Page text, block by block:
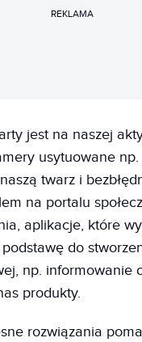
REKLAMA
jest na naszej
usytuowane
twarz i
na portalu
aplikacje, które
do
np. informowanie
produkty.
rozwiązania